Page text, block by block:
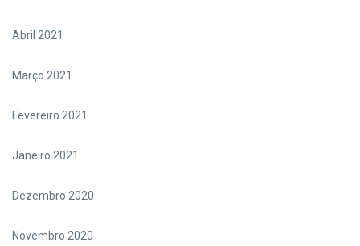
Abril 2021
Março 2021
Fevereiro 2021
Janeiro 2021
Dezembro 2020
Novembro 2020